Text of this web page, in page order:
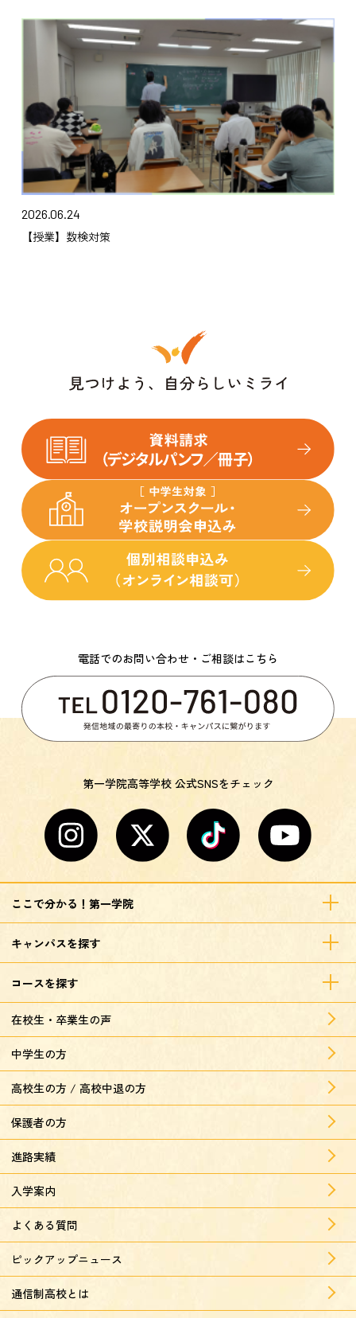
2026.06.24
【授業】数検対策
電話でのお問い合わせ・ご相談はこちら
第一学院高等学校 公式SNSをチェック
ここで分かる！第一学院
キャンパスを探す
コースを探す
在校生・卒業生の声
中学生の方
高校生の方 / 高校中退の方
保護者の方
進路実績
入学案内
よくある質問
ピックアップニュース
通信制高校とは